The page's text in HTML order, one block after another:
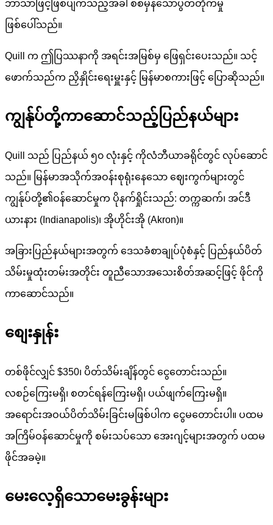
ဘာသာဖြင့်ဖြစ်ပျက်သည့်အခါ စစ်မှန်သောပွတ်တိုက်မှု
ဖြစ်ပေါ်သည်။
Quill က ဤပြဿနာကို အရင်းအမြစ်မှ ဖြေရှင်းပေးသည်။ သင့်
ဖောက်သည်က ညှိနှိုင်းရေးမှူးနှင့် မြန်မာစကားဖြင့် ပြောဆိုသည်။
ကျွန်ုပ်တို့ကာဆောင်သည့်ပြည်နယ်များ
Quill သည် ပြည်နယ် ၅၀ လုံးနှင့် ကိုလံဘီယာခရိုင်တွင် လုပ်ဆောင်
သည်။ မြန်မာအသိုက်အဝန်းစုရုံးနေသော ဈေးကွက်များတွင်
ကျွန်ုပ်တို့၏ဝန်ဆောင်မှုက ပိုနက်ရှိုင်းသည်: တက္ကဆက်၊ အင်ဒီ
ယားနား (Indianapolis)၊ အိုဟိုင်းအို (Akron)။
အခြားပြည်နယ်များအတွက် ဒေသခံစာချုပ်ပုံစံနှင့် ပြည်နယ်ပိတ်
သိမ်းမှုထုံးတမ်းအတိုင်း တူညီသောအသေးစိတ်အဆင့်ဖြင့် ဖိုင်ကို
ကာဆောင်သည်။
စျေးနှုန်း
တစ်ဖိုင်လျှင် $350၊ ပိတ်သိမ်းချိန်တွင် ငွေတောင်းသည်။
လစဉ်ကြေးမရှိ၊ စတင်ရန်ကြေးမရှိ၊ ပယ်ဖျက်ကြေးမရှိ။
အရောင်းအဝယ်ပိတ်သိမ်းခြင်းမဖြစ်ပါက ငွေမတောင်းပါ။ ပထမ
အကြိမ်ဝန်ဆောင်မှုကို စမ်းသပ်သော အေးဂျင့်များအတွက် ပထမ
ဖိုင်အခမဲ့။
မေးလေ့ရှိသောမေးခွန်းများ